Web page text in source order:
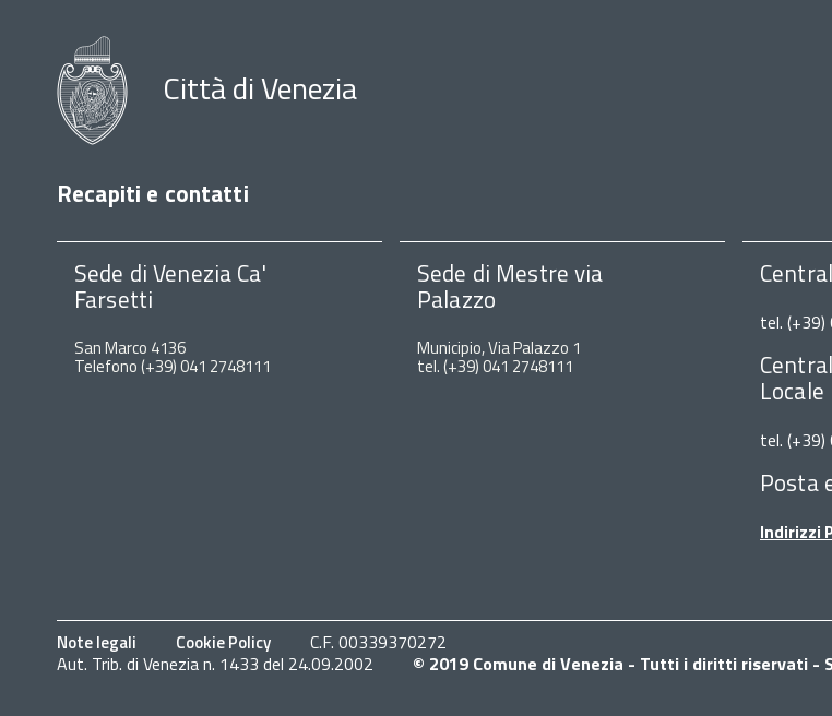
Città di Venezia
Recapiti e contatti
Sede di Venezia Ca'
Farsetti
San Marco 4136
Telefono (+39) 041 2748111
Sede di Mestre via
Palazzo
Municipio, Via Palazzo 1
tel. (+39) 041 2748111
tel.
Locale
tel.
Posta
Indirizzi
Note legali Cookie Policy
C.F. 00339370272
Aut. Trib. di Venezia n. 1433 del 24.09.2002
© 2019 Comune di Venezia - Tutti i diritti riservati -